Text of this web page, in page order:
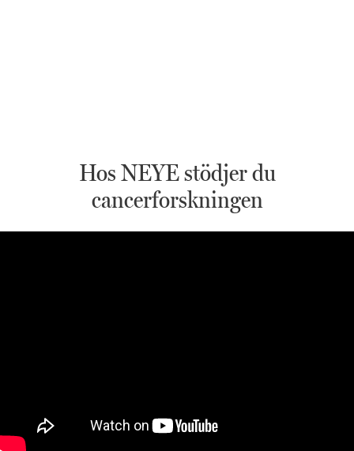
Hos NEYE stödjer du
cancerforskningen